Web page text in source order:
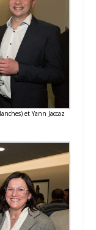
et Yann Jaccaz